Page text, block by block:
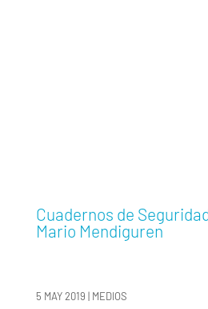
Cuadernos de
Mario Mendiguren
5 MAY 2019 | MEDIOS